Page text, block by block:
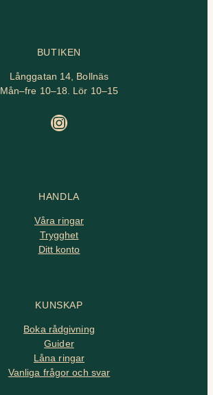
BUTIKEN
Långgatan 14, Bollnäs
Mån–fre 10–18. Lör 10–15
Instagram
HANDLA
Våra ringar
Trygghet
Ditt konto
KUNSKAP
Boka rådgivning
Guider
Låna ringar
Vanliga frågor och svar